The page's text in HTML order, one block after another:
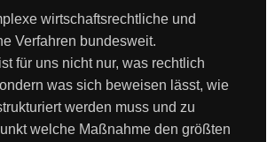
wirtschaftsrechtliche und
Verfahren bundesweit.
für uns nicht nur, was rechtlich
was sich beweisen lässt, wie
werden muss und zu
welche Maßnahme den größten